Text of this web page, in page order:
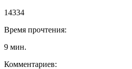
14334
Время прочтения:
9 мин.
Комментариев: